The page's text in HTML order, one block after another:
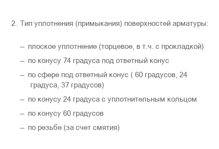
Тип уплотнения (примыкания) поверхностей арматуры:
плоское уплотнение (торцевое, в т.ч. с прокладкой)
по конусу 74 градуса под ответный конус
по сфере под ответный конус ( 60 градусов, 24
градуса, 37 градусов)
по конусу 24 градуса с уплотнительным кольцом
по конусу 60 градусов
по резьбе (за счет смятия)